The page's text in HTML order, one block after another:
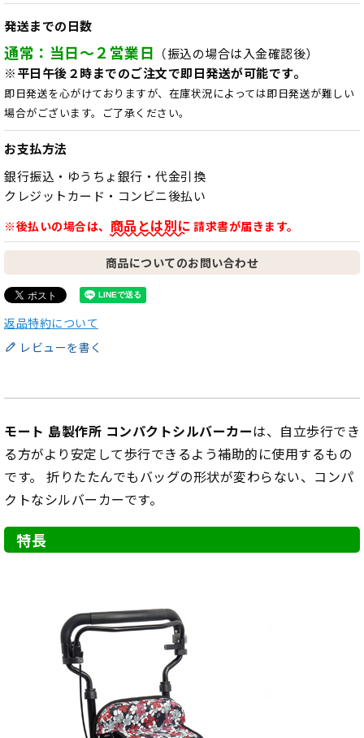
発送までの日数
通常：当日～２営業日 （振込の場合は入金確認後）
※平日午後２時までのご注文で即日発送が可能です。
即日発送を心がけておりますが、在庫状況によっては即日発送が難しい
場合がございます。ご了承ください。
お支払方法
銀行振込・ゆうちょ銀行・代金引換
クレジットカード・コンビニ後払い
※後払いの場合は、 商品とは別に 請求書が届きます。
商品についてのお問い合わせ
返品特約について
レビューを書く
モート 島製作所 コンパクトシルバーカーは、自立歩行でき
る方がより安定して歩行できるよう補助的に使用するもの
です。 折りたたんでもバッグの形状が変わらない、コンパ
クトなシルバーカーです。
特長